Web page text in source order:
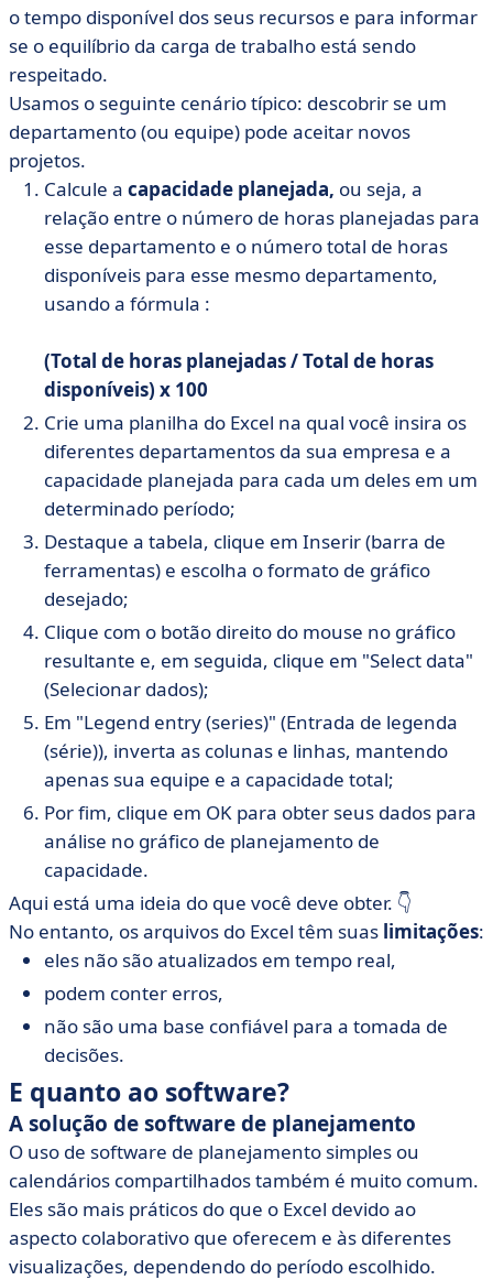
o tempo disponível dos seus recursos e para informar
se o equilíbrio da carga de trabalho está sendo
respeitado.
Usamos o seguinte cenário típico: descobrir se um
departamento (ou equipe) pode aceitar novos
projetos.
Calcule a capacidade planejada, ou seja, a
relação entre o número de horas planejadas para
esse departamento e o número total de horas
disponíveis para esse mesmo departamento,
usando a fórmula :
(Total de horas planejadas / Total de horas
disponíveis) x 100
Crie uma planilha do Excel na qual você insira os
diferentes departamentos da sua empresa e a
capacidade planejada para cada um deles em um
determinado período;
Destaque a tabela, clique em Inserir (barra de
ferramentas) e escolha o formato de gráfico
desejado;
Clique com o botão direito do mouse no gráfico
resultante e, em seguida, clique em "Select data"
(Selecionar dados);
Em "Legend entry (series)" (Entrada de legenda
(série)), inverta as colunas e linhas, mantendo
apenas sua equipe e a capacidade total;
Por fim, clique em OK para obter seus dados para
análise no gráfico de planejamento de
capacidade.
Aqui está uma ideia do que você deve obter. 👇
No entanto, os arquivos do Excel têm suas limitações:
eles não são atualizados em tempo real,
podem conter erros,
não são uma base confiável para a tomada de
decisões.
E quanto ao software?
A solução de software de planejamento
O uso de software de planejamento simples ou
calendários compartilhados também é muito comum.
Eles são mais práticos do que o Excel devido ao
aspecto colaborativo que oferecem e às diferentes
visualizações, dependendo do período escolhido.